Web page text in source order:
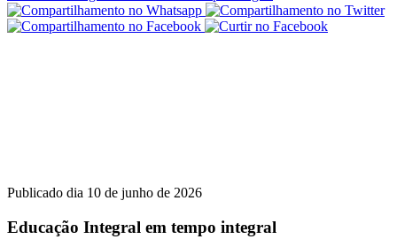
Publicado dia 10 de junho de 2026
Educação Integral em tempo integral